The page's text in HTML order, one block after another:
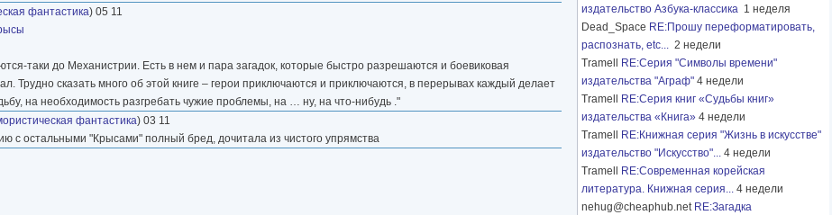
фантастика) 05 11
таки до Механистрии. Есть в нем и пара загадок, которые быстро разрешаются и боевиковая
Трудно сказать много об этой книге – герои приключаются и приключаются, в перерывах каждый делает
на необходимость разгребать чужие проблемы, на … ну, на что-нибудь ."
фантастика) 03 11
с остальными "Крысами" полный бред, дочитала из чистого упрямства
издательство Азбука-классика 1 неделя
Dead_Space RE:Прошу переформатировать,
распознать, etc... 2 недели
Tramell
RE:Серия "Символы времени"
издательства "Аграф" 4 недели
Tramell
RE:Серия книг «Судьбы книг»
издательства «Книга» 4 недели
Tramell
RE:Книжная серия "Жизнь в искусстве"
издательство "Искусство"... 4 недели
Tramell
RE:Современная корейская
литература. Книжная серия... 4 недели
nehug@cheaphub.net RE:Загадка